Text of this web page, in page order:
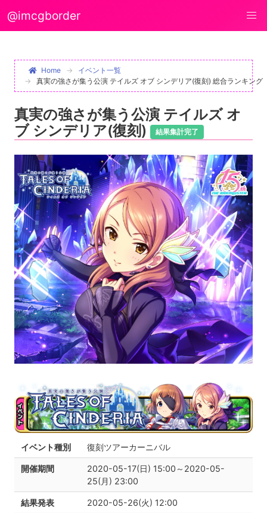
@imcgborder
Home
イベント一覧
真実の強さが集う公演 テイルズ オブ シンデリア(復刻) 総合ランキング
真実の強さが集う公演 テイルズ オ
ブ シンデリア(復刻)
結果集計完了
イベント種別 復刻ツアーカーニバル
開催期間
2020-05-17(日) 15:00～2020-05-
25(月) 23:00
結果発表 2020-05-26(火) 12:00